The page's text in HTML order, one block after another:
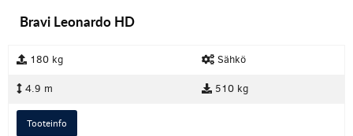
Bravi Leonardo HD
180 kg Sähkö
4.9 m 510 kg
Tooteinfo